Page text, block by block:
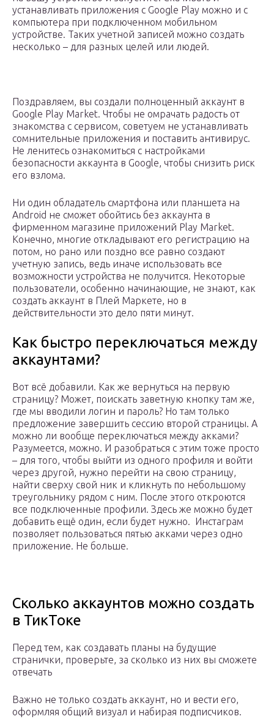
устанавливать приложения с Google Play можно и с
компьютера при подключенном мобильном
устройстве. Таких учетной записей можно создать
несколько – для разных целей или людей.
Поздравляем, вы создали полноценный аккаунт в
Google Play Market. Чтобы не омрачать радость от
знакомства с сервисом, советуем не устанавливать
сомнительные приложения и поставить антивирус.
Не ленитесь ознакомиться с настройками
безопасности аккаунта в Google, чтобы снизить риск
его взлома.
Ни один обладатель смартфона или планшета на
Android не сможет обойтись без аккаунта в
фирменном магазине приложений Play Market.
Конечно, многие откладывают его регистрацию на
потом, но рано или поздно все равно создают
учетную запись, ведь иначе использовать все
возможности устройства не получится. Некоторые
пользователи, особенно начинающие, не знают, как
создать аккаунт в Плей Маркете, но в
действительности это дело пяти минут.
Как быстро переключаться между
аккаунтами?
Вот всё добавили. Как же вернуться на первую
страницу? Может, поискать заветную кнопку там же,
где мы вводили логин и пароль? Но там только
предложение завершить сессию второй страницы. А
можно ли вообще переключаться между акками?
Разумеется, можно. И разобраться с этим тоже просто
– для того, чтобы выйти из одного профиля и войти
через другой, нужно перейти на свою страницу,
найти сверху свой ник и кликнуть по небольшому
треугольнику рядом с ним. После этого откроются
все подключенные профили. Здесь же можно будет
добавить ещё один, если будет нужно. Инстаграм
позволяет пользоваться пятью акками через одно
приложение. Не больше.
Сколько аккаунтов можно создать
в ТикТоке
Перед тем, как создавать планы на будущие
странички, проверьте, за сколько из них вы сможете
отвечать
Важно не только создать аккаунт, но и вести его,
оформляя общий визуал и набирая подписчиков.